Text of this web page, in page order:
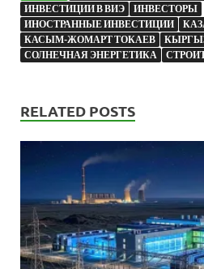
ИНВЕСТИЦИИ В ВИЭ
ИНВЕСТОРЫ
ИНОСТРАННЫЕ ИНВЕСТИЦИИ
КАСЫМ-ЖОМАРТ ТОКАЕВ
СОЛНЕЧНАЯ ЭНЕРГЕТИКА
RELATED POSTS